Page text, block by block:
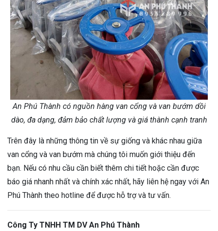
An Phú Thành có nguồn hàng van cổng và van bướm dồi
dào, đa dạng, đảm bảo chất lượng và giá thành cạnh tranh
Trên đây là những thông tin về sự giống và khác nhau giữa
van cổng và van bướm mà chúng tôi muốn giới thiệu đến
bạn. Nếu có nhu cầu cần biết thêm chi tiết hoặc cần được
báo giá nhanh nhất và chính xác nhất, hãy liên hệ ngay với An
Phú Thành theo hotline để được hỗ trợ và tư vấn.
Công Ty TNHH TM DV An Phú Thành